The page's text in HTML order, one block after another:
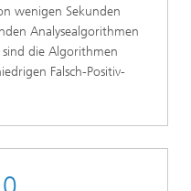
wenigen Sekunden
Analysealgorithmen
die Algorithmen
Falsch-Positiv-